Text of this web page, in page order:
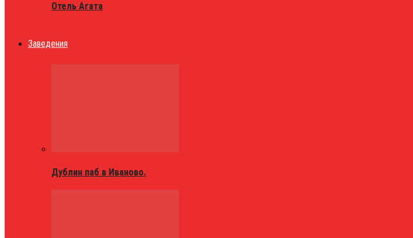
Отель Агата
Заведения
Дублин паб в Иваново.